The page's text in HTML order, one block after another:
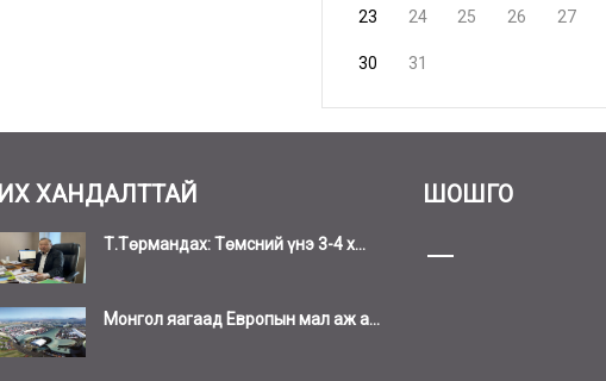
23 24 25 26 27
30 31
ИХ ХАНДАЛТТАЙ
Т.Төрмандах: Төмсний үнэ 3-4 х...
Монгол яагаад Европын мал аж а...
ШОШГО